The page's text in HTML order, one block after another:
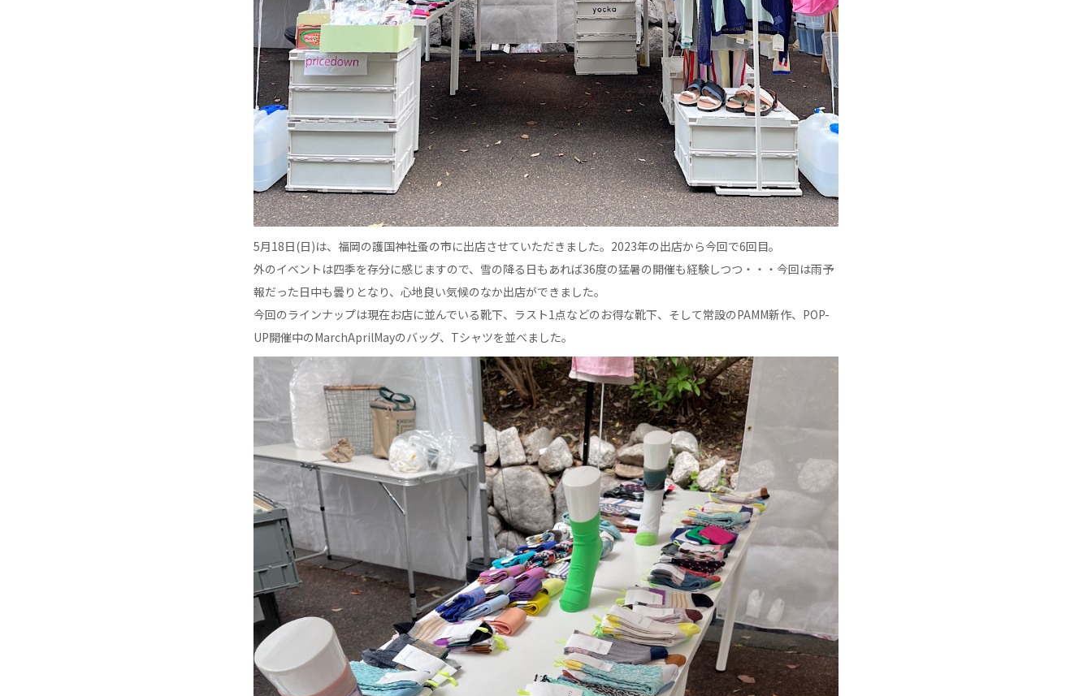
5月18日(日)は、福岡の護国神社蚤の市に出店させていただきました。2023年の出店から今回で6回目。
外のイベントは四季を存分に感じますので、雪の降る日もあれば36度の猛暑の開催も経験しつつ・・・今回は雨予
報だった日中も曇りとなり、心地良い気候のなか出店ができました。
今回のラインナップは現在お店に並んでいる靴下、ラスト1点などのお得な靴下、そして常設のPAMM新作、POP-
UP開催中のMarchAprilMayのバッグ、Tシャツを並べました。